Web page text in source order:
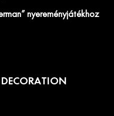
nyereményjátékhoz
DECORATION